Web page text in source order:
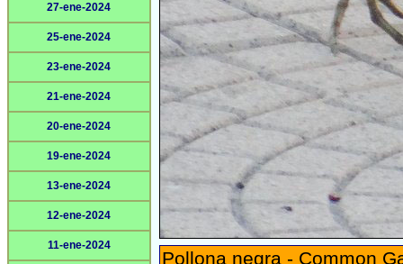
27-ene-2024
25-ene-2024
23-ene-2024
21-ene-2024
20-ene-2024
19-ene-2024
13-ene-2024
12-ene-2024
11-ene-2024
Pollona negra - Common